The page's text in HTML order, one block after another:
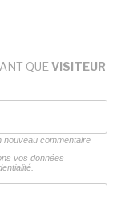
QUE VISITEUR
nouveau commentaire
vos données